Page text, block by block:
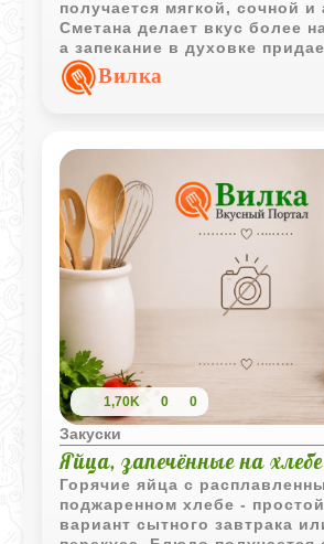
получается мягкой, сочной и
Сметана делает вкус более
а запекание в духовке
домашний уютный характер.
Вилка
1,70K 0 0
Закуски
Яйца, запечённые на
Горячие яйца с
поджаренном хлебе -
вариант сытного завтрака